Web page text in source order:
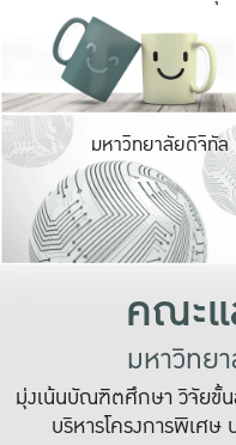
มหาวิทยาลัยดิจิทัล
คณะ
มหาวิทย
มุ่งเน้นบัณฑิตศึกษา วิจัยขั้
บริหารโครงการพิเศษ